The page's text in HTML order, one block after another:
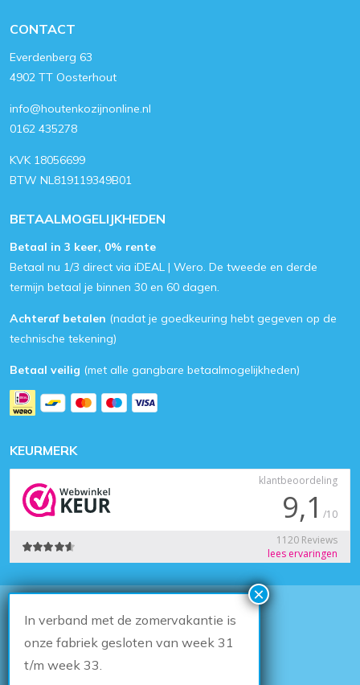
CONTACT
Everdenberg 63
4902 TT Oosterhout
info@houtenkozijnonline.nl
0162 435278
KVK 18056699
BTW NL819119349B01
BETAALMOGELIJKHEDEN
Betaal in 3 keer, 0% rente
Betaal nu 1/3 direct via iDEAL | Wero. De tweede en derde
termijn betaal je binnen 30 en 60 dagen.
Achteraf betalen (nadat je goedkeuring hebt gegeven op de
technische tekening)
Betaal veilig (met alle gangbare betaalmogelijkheden)
KEURMERK
© 2026Houten Kozijn Online
Algemene voorwaarden
Herroepingsrecht
Privacybeleid
In verband met de zomervakantie is
onze fabriek gesloten van week 31
t/m week 33.